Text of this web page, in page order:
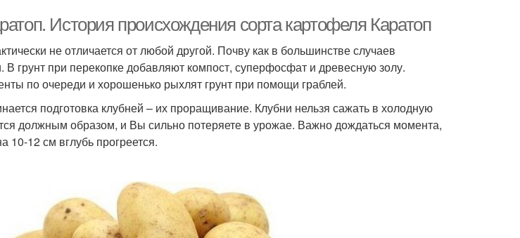
История происхождения сорта картофеля Каратоп
не отличается от любой другой. Почву как в большинстве случаев
грунт при перекопке добавляют компост, суперфосфат и древесную золу.
по очереди и хорошенько рыхлят грунт при помощи граблей.
подготовка клубней – их проращивание. Клубни нельзя сажать в холодную
должным образом, и Вы сильно потеряете в урожае. Важно дождаться момента,
10-12 см вглубь прогреется.